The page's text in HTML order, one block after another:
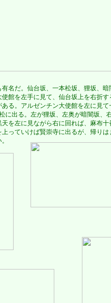
名だ。仙台坂、一本松坂、狸坂、
館を左手に見て、仙台坂上を右折
る。アルゼンチン大使館を左に見
に出る。左が狸坂、左奥が暗闇坂、
を左に見ながら右に回れば、麻布
っていけば賢崇寺に出るが、帰り